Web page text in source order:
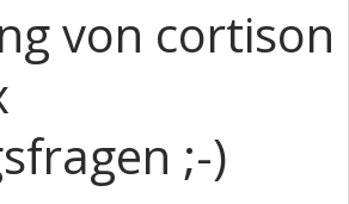
von cortison
;-)